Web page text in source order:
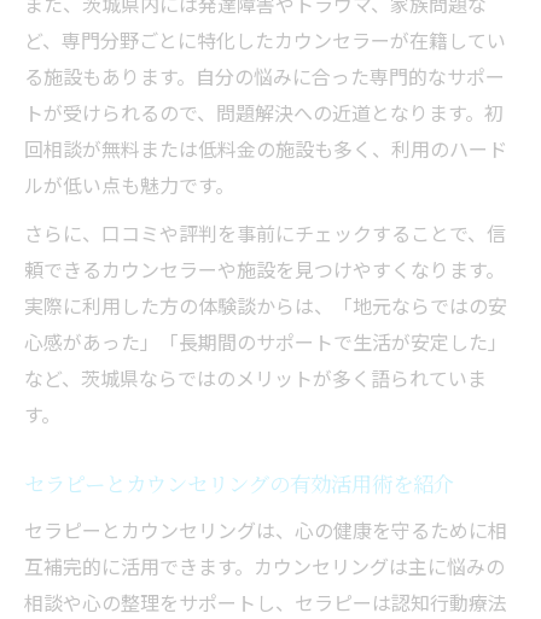
ど、専門分野ごとに特化したカウンセラーが在籍してい
る施設もあります。自分の悩みに合った専門的なサポー
トが受けられるので、問題解決への近道となります。初
回相談が無料または低料金の施設も多く、利用のハード
ルが低い点も魅力です。
さらに、口コミや評判を事前にチェックすることで、信
頼できるカウンセラーや施設を見つけやすくなります。
実際に利用した方の体験談からは、「地元ならではの安
心感があった」「長期間のサポートで生活が安定した」
など、茨城県ならではのメリットが多く語られていま
す。
セラピーとカウンセリングの有効活用術を紹介
セラピーとカウンセリングは、心の健康を守るために相
互補完的に活用できます。カウンセリングは主に悩みの
相談や心の整理をサポートし、セラピーは認知行動療法